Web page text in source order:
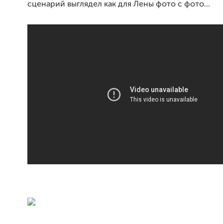
сценарий выглядел как для Лены фото с фото...